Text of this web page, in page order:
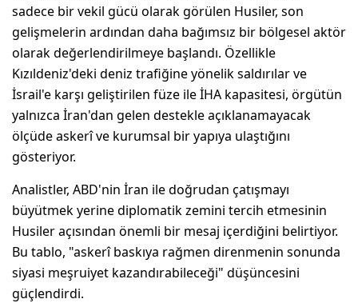
sadece bir vekil gücü olarak görülen Husiler, son
gelişmelerin ardından daha bağımsız bir bölgesel aktör
olarak değerlendirilmeye başlandı. Özellikle
Kızıldeniz'deki deniz trafiğine yönelik saldırılar ve
İsrail'e karşı geliştirilen füze ile İHA kapasitesi, örgütün
yalnızca İran'dan gelen destekle açıklanamayacak
ölçüde askerî ve kurumsal bir yapıya ulaştığını
gösteriyor.
Analistler, ABD'nin İran ile doğrudan çatışmayı
büyütmek yerine diplomatik zemini tercih etmesinin
Husiler açısından önemli bir mesaj içerdiğini belirtiyor.
Bu tablo, "askerî baskıya rağmen direnmenin sonunda
siyasi meşruiyet kazandırabileceği" düşüncesini
güçlendirdi.